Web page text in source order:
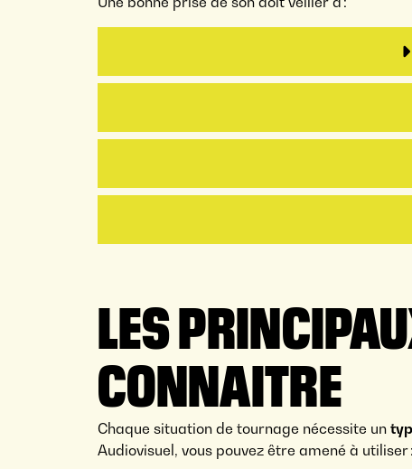
LES
CONNAITRE
Chaque situation de tournage nécessite un
Audiovisuel, vous pouvez être amené à utiliser :